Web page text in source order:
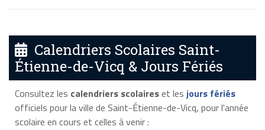
Calendriers Scolaires Saint-
Étienne-de-Vicq & Jours Fériés
Consultez les calendriers scolaireset les jours fériés
officiels pour la ville de Saint-Étienne-de-Vicq, pour l'année
scolaire en cours et celles à venir :